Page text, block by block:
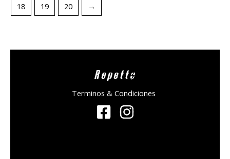
18 19 20 →
Repetto
Terminos & Condiciones